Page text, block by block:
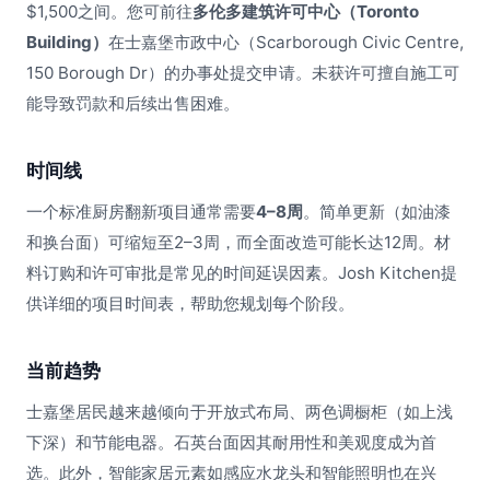
$1,500之间。您可前往多伦多建筑许可中心（Toronto
Building） 在士嘉堡市政中心（Scarborough Civic Centre,
150 Borough Dr）的办事处提交申请。未获许可擅自施工可
能导致罚款和后续出售困难。
时间线
一个标准厨房翻新项目通常需要4–8周。简单更新（如油漆
和换台面）可缩短至2–3周，而全面改造可能长达12周。材
料订购和许可审批是常见的时间延误因素。Josh Kitchen提
供详细的项目时间表，帮助您规划每个阶段。
当前趋势
士嘉堡居民越来越倾向于开放式布局、两色调橱柜（如上浅
下深）和节能电器。石英台面因其耐用性和美观度成为首
选。此外，智能家居元素如感应水龙头和智能照明也在兴